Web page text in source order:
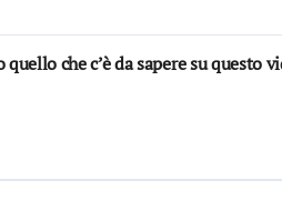
che c’è da sapere su questo